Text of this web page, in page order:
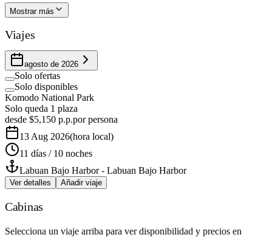
Mostrar más
Viajes
agosto de 2026
Solo ofertas
Solo disponibles
Komodo National Park
Solo queda 1 plaza
desde $5,150 p.p.por persona
13 Aug 2026(hora local)
11 días / 10 noches
Labuan Bajo Harbor- Labuan Bajo Harbor
Ver detalles Añadir viaje
Cabinas
Selecciona un viaje arriba para ver disponibilidad y precios en